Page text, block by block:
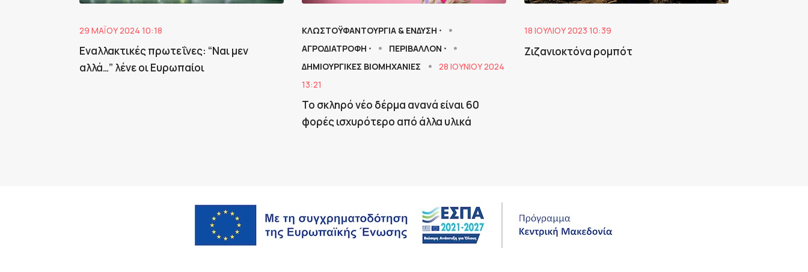
29 ΜΑΪ́ΟΥ 2024 10:18
Εναλλακτικές πρωτεΐνες: “Ναι μεν
αλλά…” λένε οι Ευρωπαίοι
ΚΛΩΣΤΟΫΦΑΝΤΟΥΡΓΙΑ & ΈΝΔΥΣΗ ⋅
ΑΓΡΟΔΙΑΤΡΟΦΗ ⋅
ΠΕΡΙΒΑΛΛΟΝ ⋅
ΔΗΜΙΟΥΡΓΙΚΕΣ ΒΙΟΜΗΧΑΝΙΕΣ
28 ΙΟΥΝΊΟΥ 2024
13:21
Το σκληρό νέο δέρμα ανανά είναι 60
φορές ισχυρότερο από άλλα υλικά
18 ΙΟΥΛΊΟΥ 2023 10:39
Ζιζανιοκτόνα ρομπότ